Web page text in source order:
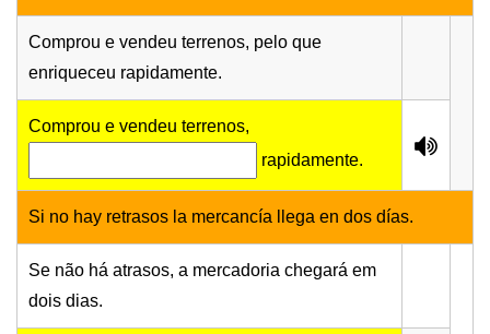
Comprou e vendeu terrenos, pelo que
enriqueceu rapidamente.
Comprou e vendeu terrenos,
rapidamente.
Si no hay retrasos la mercancía llega en dos días.
Se não há atrasos, a mercadoria chegará em
dois dias.